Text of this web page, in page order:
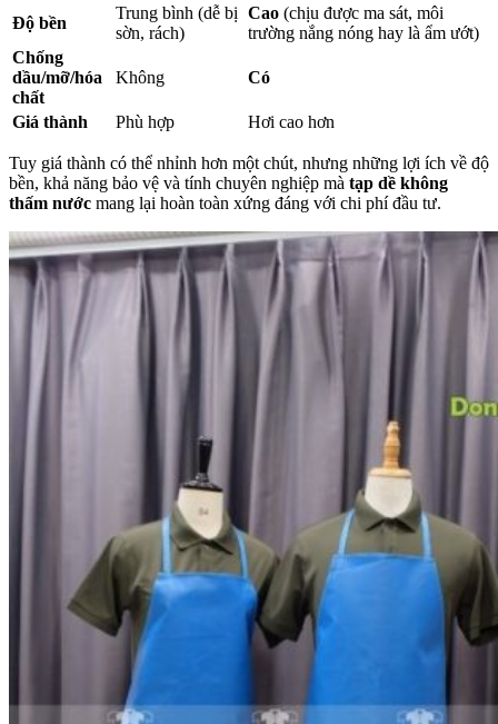
Độ bền
Trung bình (dễ bị
sờn, rách)
Cao (chịu được ma sát, môi
trường nắng nóng hay là ẩm ướt)
Chống
dầu/mỡ/hóa
chất
Không Có
Giá thành Phù hợp Hơi cao hơn
Tuy giá thành có thể nhỉnh hơn một chút, nhưng những lợi ích về độ
bền, khả năng bảo vệ và tính chuyên nghiệp mà tạp dề không
thấm nước mang lại hoàn toàn xứng đáng với chi phí đầu tư.